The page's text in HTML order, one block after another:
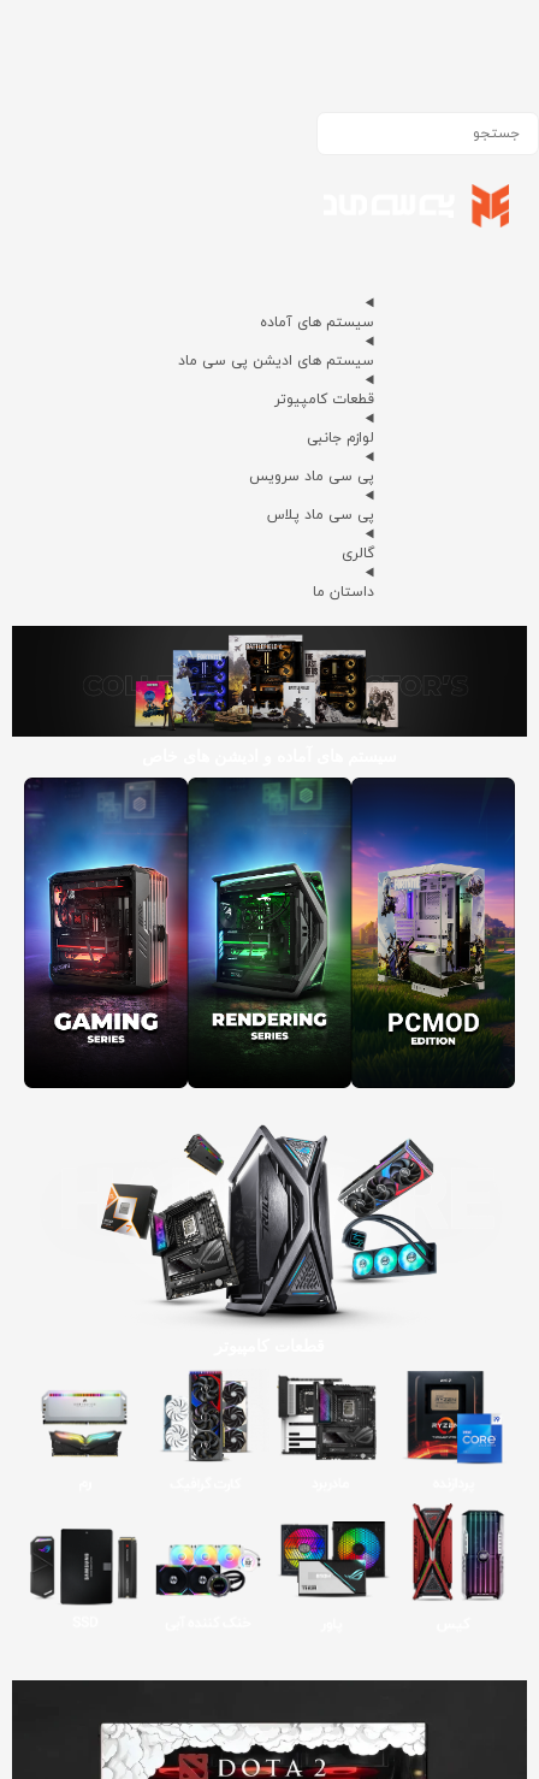
سیستم های آماده
سیستم های ادیشن پی سی ماد
قطعات کامپیوتر
لوازم جانبی
پی سی ماد سرویس
پی سی ماد پلاس
گالری
داستان ما